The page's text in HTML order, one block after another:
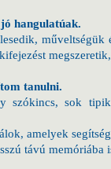
hangulatúak.
tanulni.
szókincs, sok
amelyek
távú memóriába